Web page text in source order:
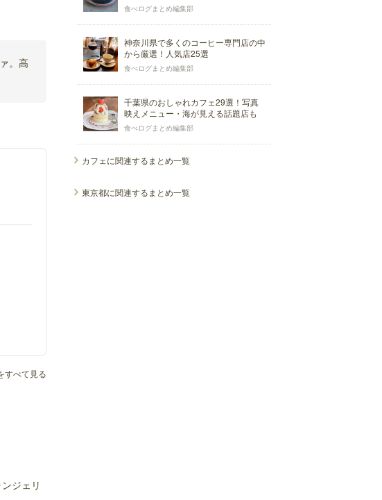
。高
すべて見る
ジェリ
食べログまとめ編集部
神奈川県で多くのコーヒー専門店の中
から厳選！人気店25選
食べログまとめ編集部
千葉県のおしゃれカフェ29選！写真
映えメニュー・海が見える話題店も
食べログまとめ編集部
カフェに関連するまとめ一覧
東京都に関連するまとめ一覧